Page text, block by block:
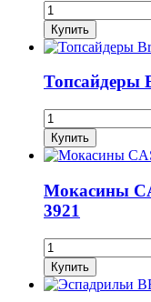
Топсайдеры
Мокасины
3921